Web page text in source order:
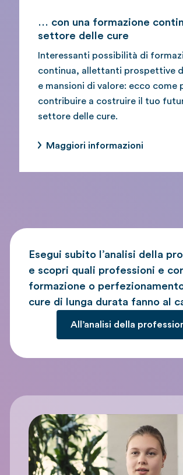
… con una formazione
settore delle cure
Interessanti possibilità di
continua, allettanti prospettive
e mansioni di valore: ecco come
contribuire a costruire il tuo
settore delle cure.
Maggiori informazioni
Esegui subito l’analisi della
e scopri quali professioni e
formazione o
cure di lunga durata fanno al
All’analisi della